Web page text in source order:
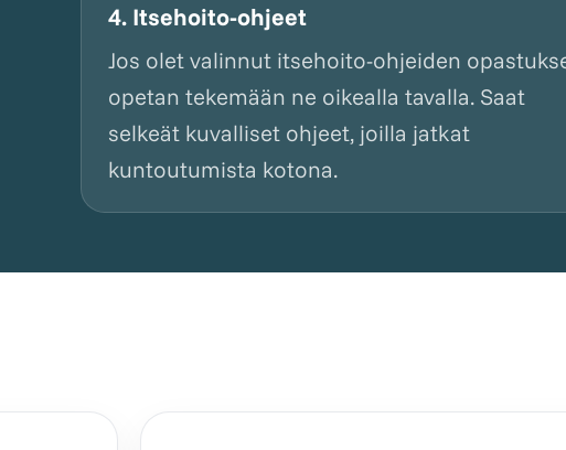
4. Itsehoito-ohjeet
Jos olet valinnut itsehoito-ohjeiden
opetan tekemään ne oikealla tavalla. Saat
selkeät kuvalliset ohjeet, joilla jatkat
kuntoutumista kotona.